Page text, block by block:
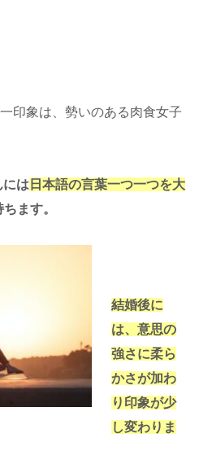
印象は、勢いのある肉食女子
は 日本語の言葉一つ一つを大
ます。
結婚後に
は、意思の
強さに柔ら
かさが加わ
り印象が少
し変わりま